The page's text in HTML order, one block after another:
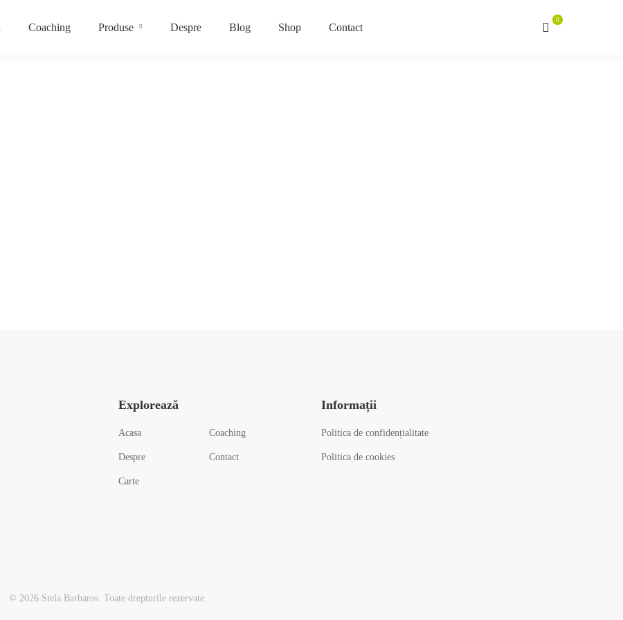
Coaching Produse Despre Blog Shop Contact
Explorează
Acasa Coaching
Despre Contact
Carte
Informații
Politica de confidențialitate
Politica de cookies
© 2026 Stela Barbaros. Toate drepturile rezervate.